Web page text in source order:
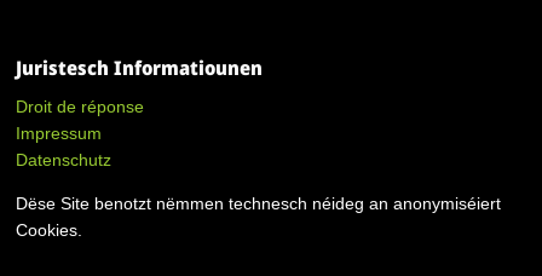
Juristesch Informatiounen
Droit de réponse
Impressum
Datenschutz
Dëse Site benotzt nëmmen technesch néideg an anonymiséiert
Cookies.